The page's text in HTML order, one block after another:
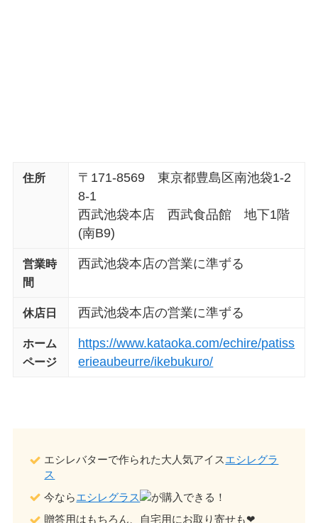
住所
〒171-8569 東京都豊島区南池袋1-2
8-1
西武池袋本店 西武食品館 地下1階
(南B9)
営業時
間
西武池袋本店の営業に準ずる
休店日 西武池袋本店の営業に準ずる
ホーム
ページ
https://www.kataoka.com/echire/patiss
erieaubeurre/ikebukuro/
エシレバターで作られた大人気アイスエシレグラ
ス
今ならエシレグラス
が購入できる！
贈答用はもちろん、自宅用にお取り寄せも❤︎